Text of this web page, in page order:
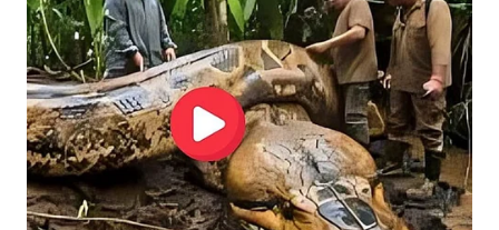
WN
NATUNA
WN
BINTAN
WN
MANDALIKA